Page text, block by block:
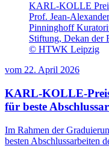
KARL-KOLLE
Prof. Jean-
Pinninghoff
Stiftung, Dekan der
© HTWK Leipzig
vom 22. April 2026
KARL-KOLLE-
für beste
Im Rahmen der
besten Abschlussarbeiten